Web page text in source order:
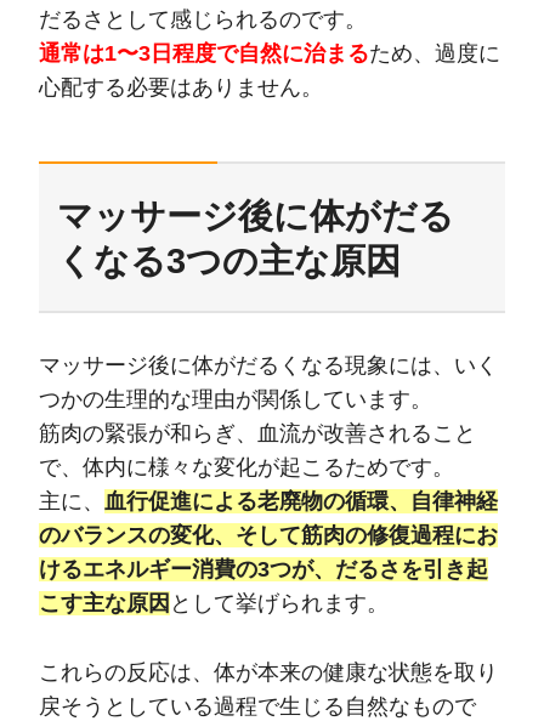
だるさとして感じられるのです。
通常は1〜3日程度で自然に治まるため、過度に
心配する必要はありません。
マッサージ後に体がだる
くなる3つの主な原因
マッサージ後に体がだるくなる現象には、いく
つかの生理的な理由が関係しています。
筋肉の緊張が和らぎ、血流が改善されること
で、体内に様々な変化が起こるためです。
主に、 血行促進による老廃物の循環、自律神経
のバランスの変化、そして筋肉の修復過程にお
けるエネルギー消費の3つが、だるさを引き起
こす主な原因 として挙げられます。
これらの反応は、体が本来の健康な状態を取り
戻そうとしている過程で生じる自然なもので